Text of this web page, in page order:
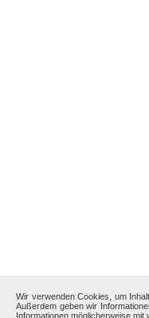
Wir verwenden Cookies, um
Außerdem geben wir
Informationen möglicherweise